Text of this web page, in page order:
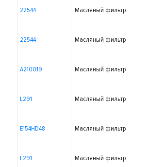
22544 Масляный фильтр
22544 Масляный фильтр
A210019 Масляный фильтр
L291 Масляный фильтр
E154HD48 Масляный фильтр
L291 Масляный фильтр